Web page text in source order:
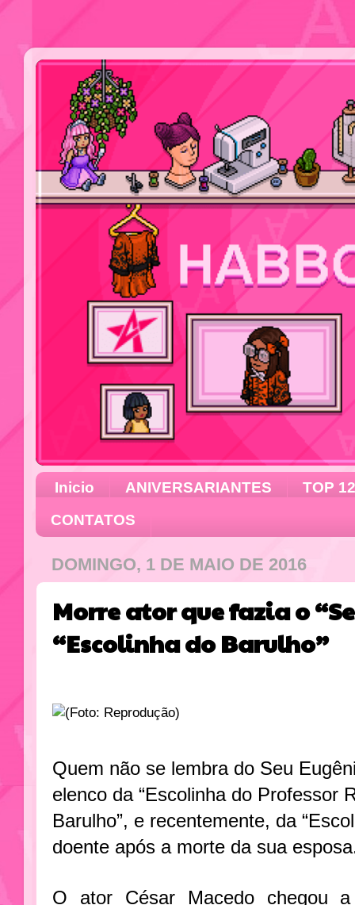
Inicio ANIVERSARIANTES
TOP 12
CONTATOS
DOMINGO, 1 DE MAIO DE 2016
Morre ator que fazia o
“Escolinha do Barulho”
Quem não se lembra do Seu
elenco da “Escolinha do Professor
Barulho”, e recentemente, da
doente após a morte da sua
O ator César Macedo chegou